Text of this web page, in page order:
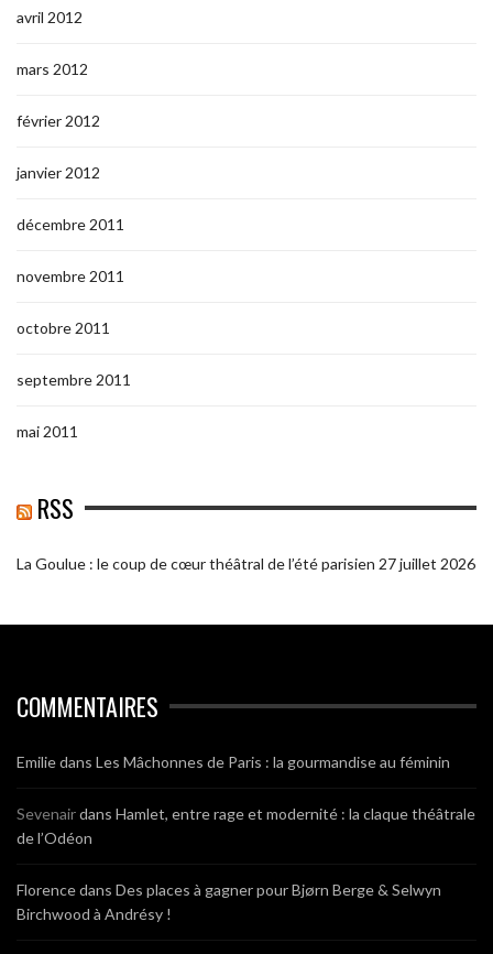
avril 2012
mars 2012
février 2012
janvier 2012
décembre 2011
novembre 2011
octobre 2011
septembre 2011
mai 2011
RSS
La Goulue : le coup de cœur théâtral de l’été parisien 27 juillet 2026
COMMENTAIRES
Emiliedans Les Mâchonnes de Paris : la gourmandise au féminin
Sevenairdans Hamlet, entre rage et modernité : la claque théâtrale
de l’Odéon
Florencedans Des places à gagner pour Bjørn Berge & Selwyn
Birchwood à Andrésy !